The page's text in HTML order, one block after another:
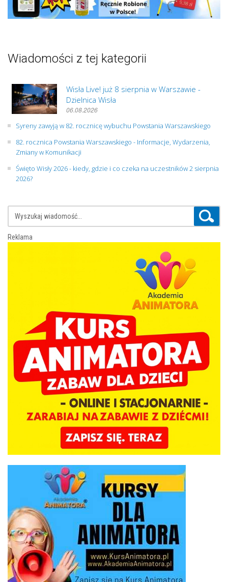
Wiadomości z tej kategorii
Wisła Live! już 8 sierpnia w Warszawie -
Dzielnica Wisła
06.08.2026
Syreny zawyją w 82. rocznicę wybuchu Powstania Warszawskiego
82. rocznica Powstania Warszawskiego - Informacje, Wydarzenia,
Zmiany w Komunikacji
Święto Wisły 2026 - kiedy, gdzie i co czeka na uczestników 2 sierpnia
2026?
Reklama